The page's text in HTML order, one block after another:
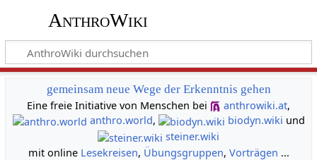
AnthroWiki
gemeinsam neue Wege der Erkenntnis gehen
Eine freie Initiative von Menschen bei
anthrowiki.at,
anthro.world, biodyn.wiki und
steiner.wiki
mit online Lesekreisen, Übungsgruppen, Vorträgen ...